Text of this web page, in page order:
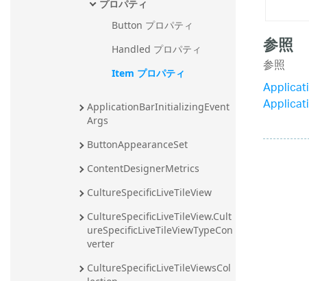
プロパティ
Button プロパティ
Handled プロパティ
Item プロパティ
ApplicationBarInitializingEvent
Args
ButtonAppearanceSet
ContentDesignerMetrics
CultureSpecificLiveTileView
CultureSpecificLiveTileView.Cult
ureSpecificLiveTileViewTypeCon
verter
CultureSpecificLiveTileViewsCol
参照
参照